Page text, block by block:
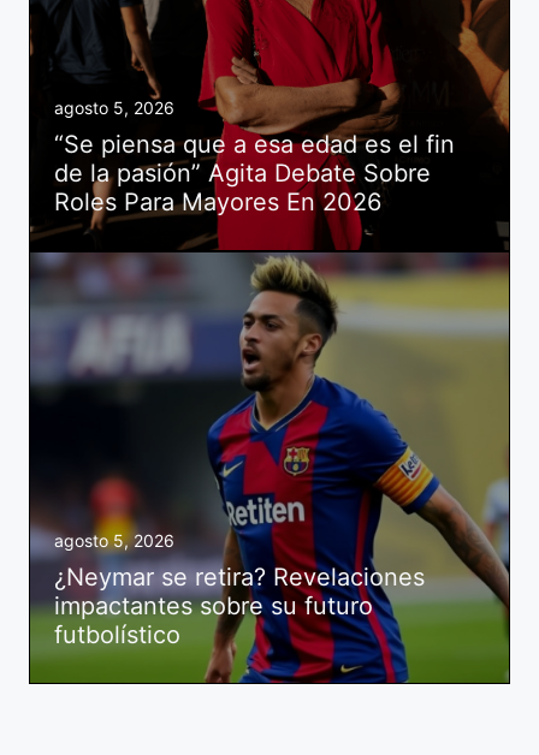
agosto 5, 2026
“Se piensa que a esa edad es el fin
de la pasión” Agita Debate Sobre
Roles Para Mayores En 2026
agosto 5, 2026
¿Neymar se retira? Revelaciones
impactantes sobre su futuro
futbolístico